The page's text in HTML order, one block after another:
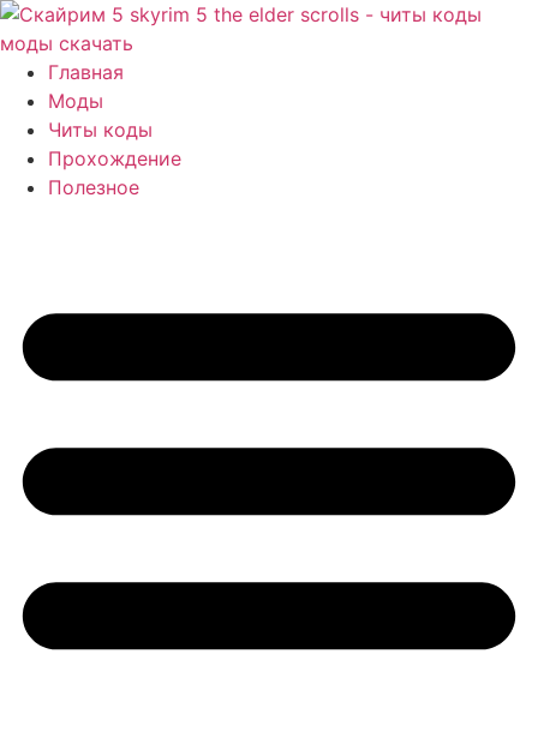
Перейти
к
содержимому
Главная
Моды
Читы коды
Прохождение
Полезное